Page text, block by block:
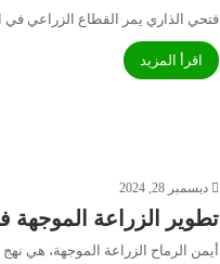
فتحي الذاري يمر القطاع الزراعي في
اقرأ المزيد
ديسمبر 28, 2024
تطوير الزراعة الموجهة
أيمن الرماح الزراعة الموجهة، هي